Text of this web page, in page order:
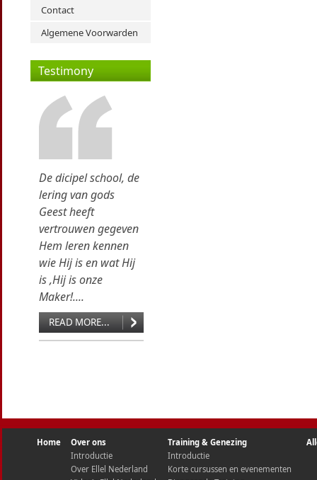
Contact
Algemene Voorwarden
Testimony
De dicipel school, de
lering van gods
Geest heeft
vertrouwen gegeven
Hem leren kennen
wie Hij is en wat Hij
is ,Hij is onze
Maker!....
READ MORE...
Home
Over ons
Introductie
Over Ellel Nederland
Training & Genezing
Introductie
Korte cursussen en evenementen